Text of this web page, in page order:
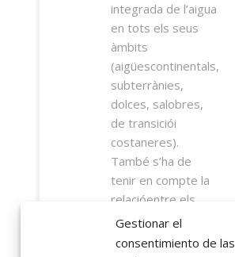
Gestionar el
consentimiento de las
integrada de l’aigua
en tots els seus
àmbits
(aigüescontinentals,
subterrànies,
dolces, salobres,
de transiciói
costaneres).
També s’ha de
tenir en compte la
relacióentre els
sistemes aquàtics i
els ecosistemes